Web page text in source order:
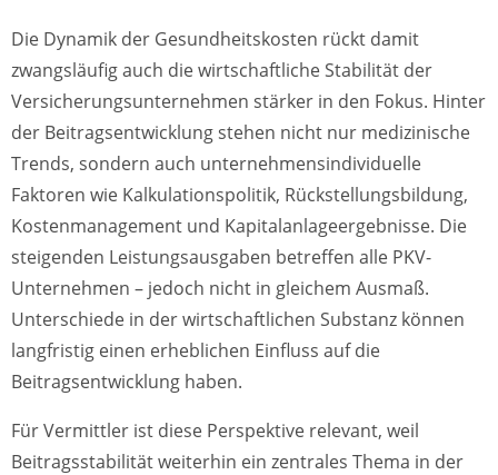
Die Dynamik der Gesundheitskosten rückt damit
zwangsläufig auch die wirtschaftliche Stabilität der
Versicherungsunternehmen stärker in den Fokus. Hinter
der Beitragsentwicklung stehen nicht nur medizinische
Trends, sondern auch unternehmensindividuelle
Faktoren wie Kalkulationspolitik, Rückstellungsbildung,
Kostenmanagement und Kapitalanlageergebnisse. Die
steigenden Leistungsausgaben betreffen alle PKV-
Unternehmen – jedoch nicht in gleichem Ausmaß.
Unterschiede in der wirtschaftlichen Substanz können
langfristig einen erheblichen Einfluss auf die
Beitragsentwicklung haben.
Für Vermittler ist diese Perspektive relevant, weil
Beitragsstabilität weiterhin ein zentrales Thema in der